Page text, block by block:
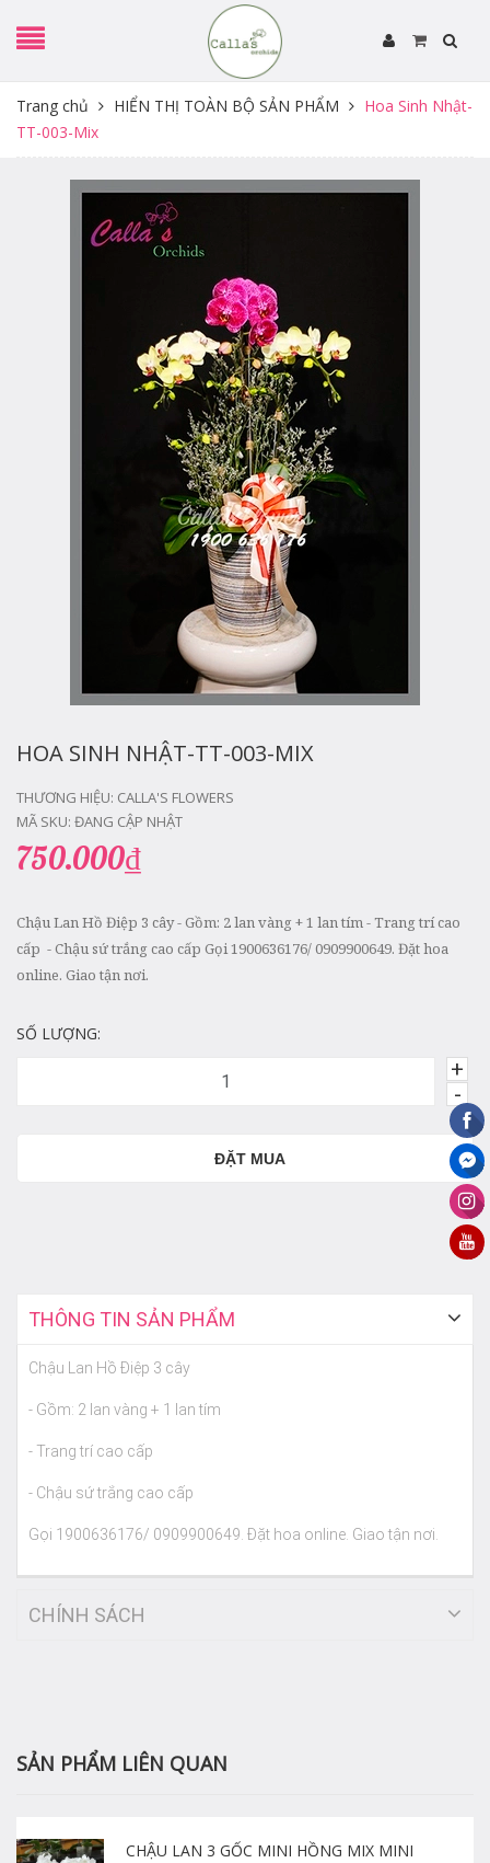
Trang chủ HIỂN THỊ TOÀN BỘ SẢN PHẨM
Hoa Sinh Nhật-
TT-003-Mix
HOA SINH NHẬT-TT-003-MIX
THƯƠNG HIỆU: CALLA'S FLOWERS
MÃ SKU: ĐANG CẬP NHẬT
750.000₫
Chậu Lan Hồ Điệp 3 cây - Gồm: 2 lan vàng + 1 lan tím - Trang trí cao
cấp - Chậu sứ trắng cao cấp Gọi 1900636176/ 0909900649. Đặt hoa
online. Giao tận nơi.
SỐ LƯỢNG:
-
+
ĐẶT MUA
THÔNG TIN SẢN PHẨM
Chậu Lan Hồ Điệp 3 cây
- Gồm: 2 lan vàng + 1 lan tím
- Trang trí cao cấp
- Chậu sứ trắng cao cấp
Gọi 1900636176/ 0909900649. Đặt hoa online. Giao tận nơi.
CHÍNH SÁCH
SẢN PHẨM LIÊN QUAN
CHẬU LAN 3 GỐC MINI HỒNG MIX MINI